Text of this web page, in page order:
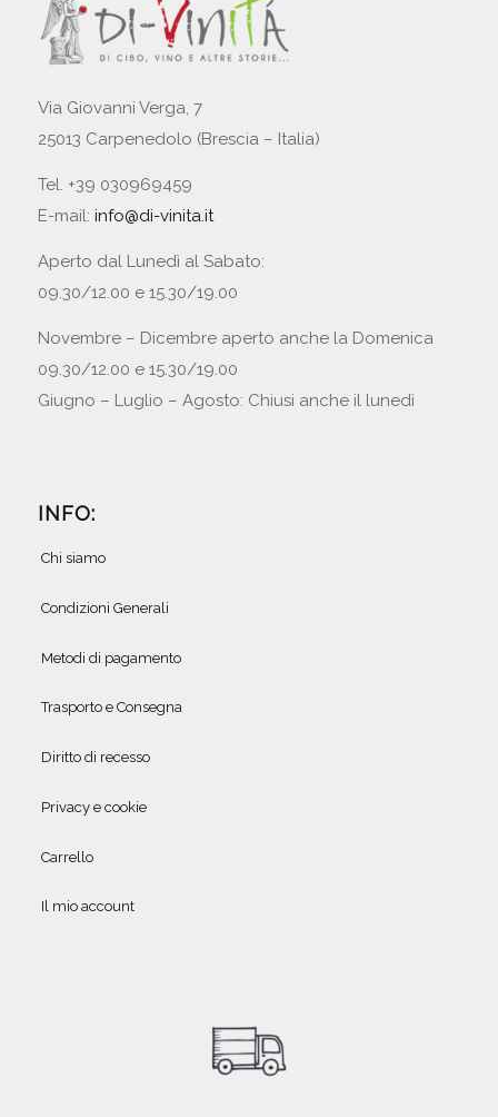
Via Giovanni Verga, 7
25013 Carpenedolo (Brescia – Italia)
Tel. +39 030969459
E-mail: info@di-vinita.it
Aperto dal Lunedì al Sabato:
09.30/12.00 e 15.30/19.00
Novembre – Dicembre aperto anche la Domenica
09.30/12.00 e 15.30/19.00
Giugno – Luglio – Agosto: Chiusi anche il lunedì
INFO:
Chi siamo
Condizioni Generali
Metodi di pagamento
Trasporto e Consegna
Diritto di recesso
Privacy e cookie
Carrello
Il mio account